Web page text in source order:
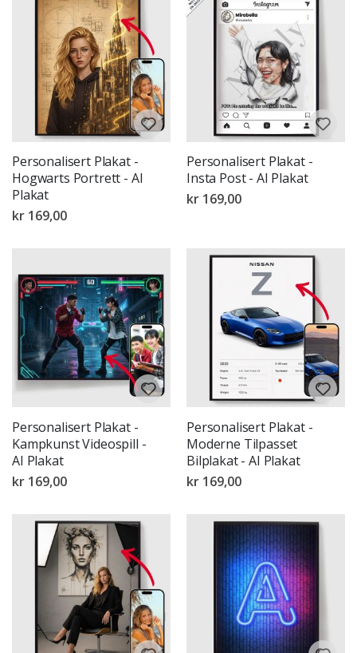
Personalisert Plakat -
Hogwarts Portrett - AI
Plakat
kr 169,00
Personalisert Plakat -
Insta Post - AI Plakat
kr 169,00
Personalisert Plakat -
Kampkunst Videospill -
AI Plakat
kr 169,00
Personalisert Plakat -
Moderne Tilpasset
Bilplakat - AI Plakat
kr 169,00